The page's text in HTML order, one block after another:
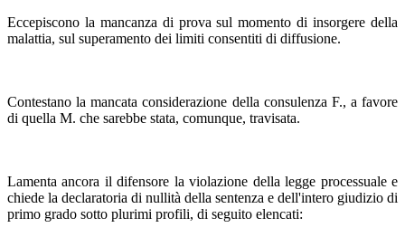
Eccepiscono la mancanza di prova sul momento di insorgere della
malattia, sul superamento dei limiti consentiti di diffusione.
Contestano la mancata considerazione della consulenza F., a favore
di quella M. che sarebbe stata, comunque, travisata.
Lamenta ancora il difensore la violazione della legge processuale e
chiede la declaratoria di nullità della sentenza e dell'intero giudizio di
primo grado sotto plurimi profili, di seguito elencati: